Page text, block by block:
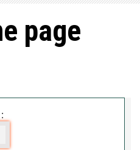
page